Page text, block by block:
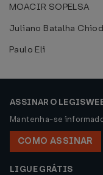
MOACIR SOPELSA
Juliano Batalha
Paulo Eli
ASSINAR O
Mantenha-se
COMO ASSINAR
LIGUE GRÁTIS